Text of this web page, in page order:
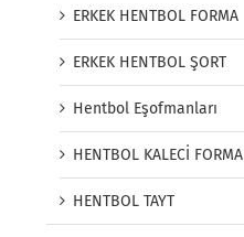
ERKEK HENTBOL FORMA
ERKEK HENTBOL ŞORT
Hentbol Eşofmanları
HENTBOL KALECİ FORMA
HENTBOL TAYT